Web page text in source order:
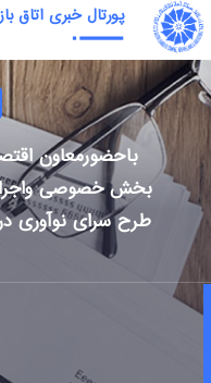
پورتال خبری اتاق
باحضورمعاون
بخش خصوصی
طرح سرای نوآوری